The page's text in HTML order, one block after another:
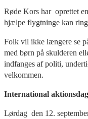
Røde Kors har oprettet
hjælpe flygtninge kan
Folk vil ikke længere se
med børn på skulderen
indfanges af politi,
velkommen.
International aktionsdag
Lørdag den 12.